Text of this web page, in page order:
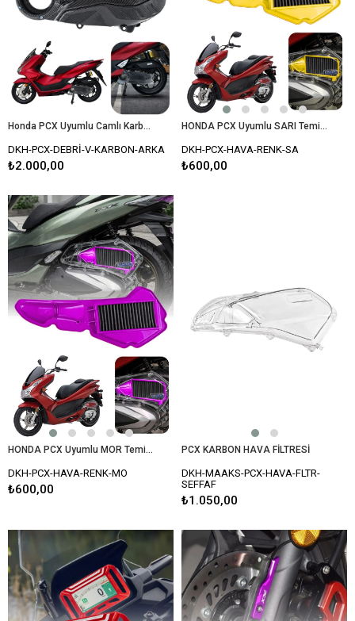
Honda PCX Uyumlu Camlı Karbon Debriyaj Kapağı
DKH-PCX-DEBRİ-V-KARBON-ARKA
₺2.000,00
HONDA PCX Uyumlu SARI Temizlenebilir Performans Hava Filtresi (2021-2026)
DKH-PCX-HAVA-RENK-SA
₺600,00
HONDA PCX Uyumlu MOR Temizlenebilir Performans Hava Filtresi (2021-2026)
DKH-PCX-HAVA-RENK-MO
₺600,00
PCX KARBON HAVA FİLTRESİ
DKH-MAAKS-PCX-HAVA-FLTR-
SEFFAF
₺1.050,00